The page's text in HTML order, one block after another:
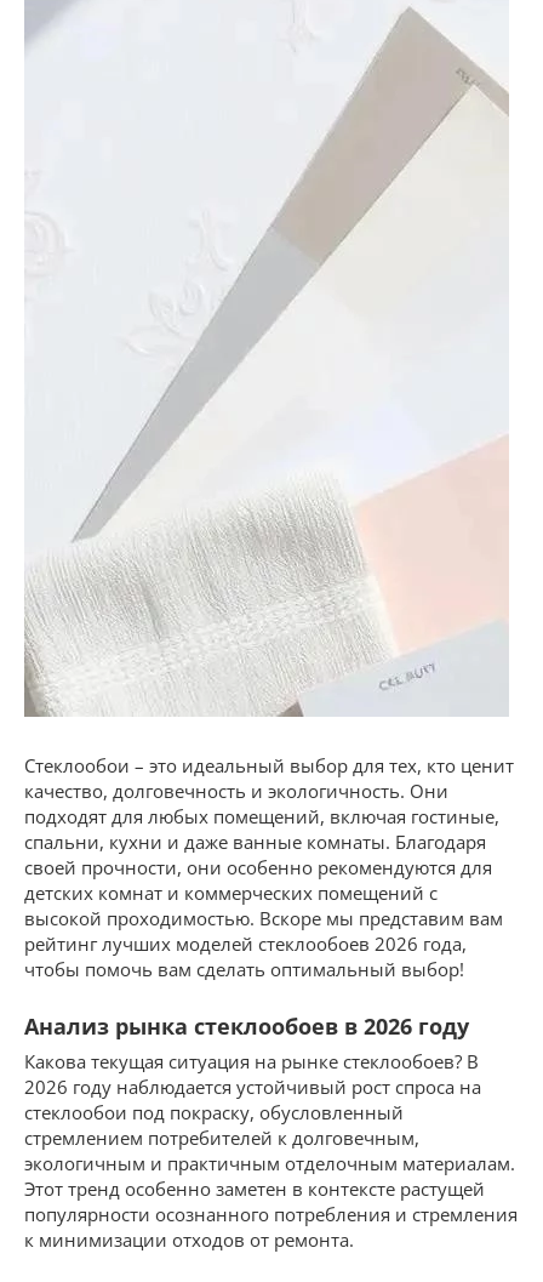
Стеклообои – это идеальный выбор для тех, кто ценит
качество, долговечность и экологичность. Они
подходят для любых помещений, включая гостиные,
спальни, кухни и даже ванные комнаты. Благодаря
своей прочности, они особенно рекомендуются для
детских комнат и коммерческих помещений с
высокой проходимостью. Вскоре мы представим вам
рейтинг лучших моделей стеклообоев 2026 года,
чтобы помочь вам сделать оптимальный выбор!
Анализ рынка стеклообоев в 2026 году
Какова текущая ситуация на рынке стеклообоев? В
2026 году наблюдается устойчивый рост спроса на
стеклообои под покраску, обусловленный
стремлением потребителей к долговечным,
экологичным и практичным отделочным материалам.
Этот тренд особенно заметен в контексте растущей
популярности осознанного потребления и стремления
к минимизации отходов от ремонта.